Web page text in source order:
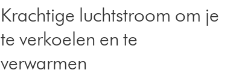
Krachtige luchtstroom om je
te verkoelen en te
verwarmen